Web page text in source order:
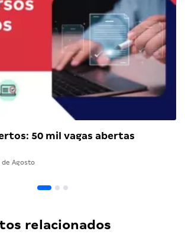
50 mil vagas abertas
de Agosto
relacionados